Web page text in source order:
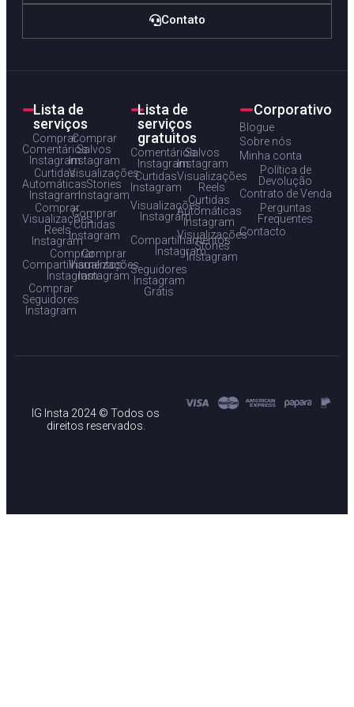
Contato
Lista de
serviços
Comprar
Comentários
Instagram
Comprar
Salvos
Instagram
Curtidas
Automáticas
Instagram
Visualizações
Stories
Instagram
Comprar
Visualizações
Reels
Instagram
Comprar
Curtidas
Instagram
Comprar
Compartilhamentos
Instagram
Comprar
Visualizações
Instagram
Comprar
Seguidores
Instagram
Lista de
serviços
gratuitos
Comentários
Instagram
Salvos
Instagram
Curtidas
Instagram
Visualizações
Reels
Visualizações
Instagram
Curtidas
Automáticas
Instagram
Compartilhamentos
Instagram
Visualizações
Stories
Instagram
Seguidores
Instagram
Grátis
Corporativo
Blogue
Sobre nós
Minha conta
Política de
Devolução
Contrato de Venda
Perguntas
Frequentes
Contacto
IG Insta 2024 © Todos os
direitos reservados.